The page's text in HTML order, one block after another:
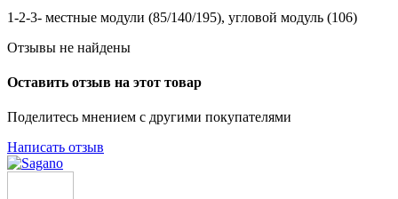
1-2-3- местные модули (85/140/195), угловой модуль (106)
Отзывы не найдены
Оставить отзыв на этот товар
Поделитесь мнением с другими покупателями
Написать отзыв